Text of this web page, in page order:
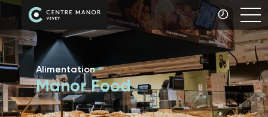
Alimentation
Manor Food